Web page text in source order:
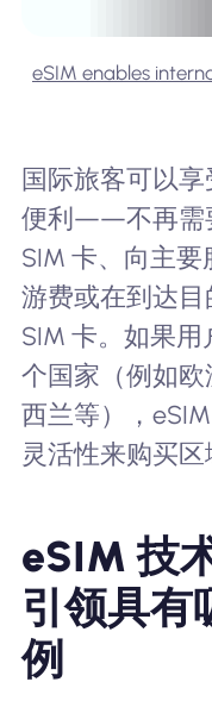
eSIM enables
国际旅客可以
便利——不再需
SIM 卡、向主
游费或在到达
SIM 卡。如果
个国家（例如
西兰等），
灵活性来购买区
eSIM 技
引领具有
例